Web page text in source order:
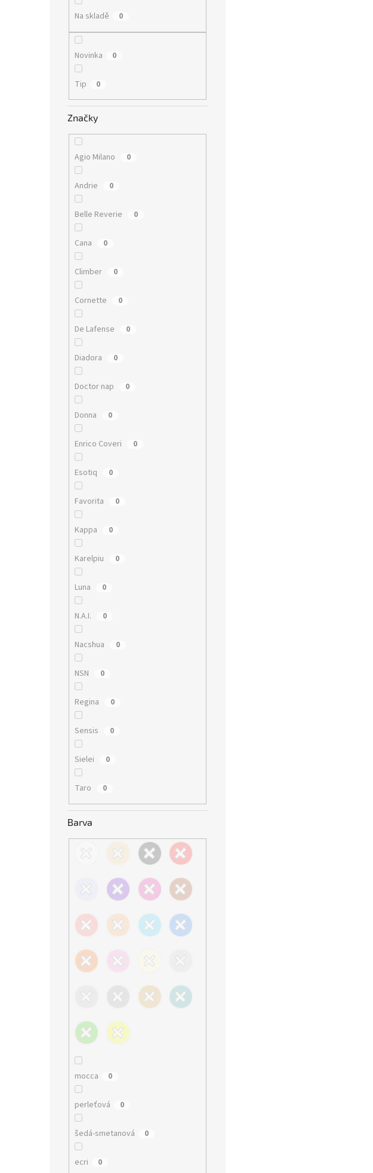
Na skladě 0
Novinka 0
Tip 0
Značky
Agio Milano 0
Andrie 0
Belle Reverie 0
Cana 0
Climber 0
Cornette 0
De Lafense 0
Diadora 0
Doctor nap 0
Donna 0
Enrico Coveri 0
Esotiq 0
Favorita 0
Kappa 0
Karelpiu 0
Luna 0
N.A.I. 0
Nacshua 0
NSN 0
Regina 0
Sensis 0
Sielei 0
Taro 0
Barva
mocca 0
perleťová 0
šedá-smetanová 0
ecri 0